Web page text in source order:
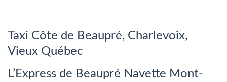
Taxi Côte de Beaupré, Charlevoix,
Vieux Québec
L’Express de Beaupré Navette Mont-